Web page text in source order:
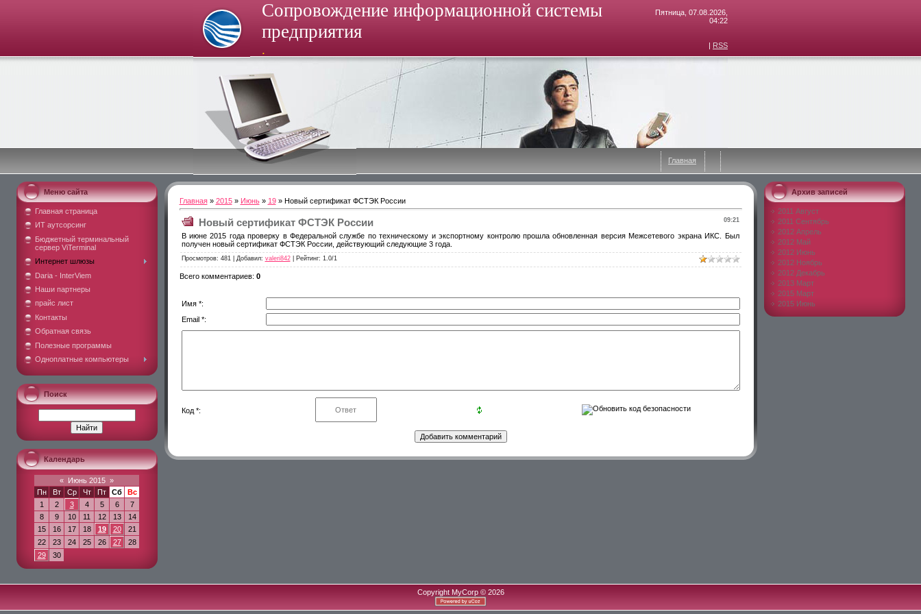
Сопровождение информационной системы
предприятия
.
Пятница, 07.08.2026,
04:22
| RSS
Главная
Меню сайта
Главная страница
ИТ аутсорсинг
Бюджетный терминальный
сервер ViTerminal
Интернет шлюзы
Daria - InterViem
Наши партнеры
прайс лист
Контакты
Обратная связь
Полезные программы
Одноплатные компьютеры
Поиск
Календарь
« Июнь 2015 »
Пн
Вт Ср Чт Пт Сб
Вс
1
2 3 4 5 6
7
8
9 10 11 12 13
14
15
16 17 18 19 20
21
22
23 24 25 26 27
28
29
30
Главная» 2015 » Июнь » 19» Новый сертификат ФСТЭК России
09:21
Новый сертификат ФСТЭК России
В июне 2015 года проверку в Федеральной службе по техническому и экспортному контролю прошла обновленная версия Межсетевого экрана ИКС. Был
получен новый сертификат ФСТЭК России, действующий следующие 3 года.
Просмотров: 481 | Добавил: valeri842| Рейтинг: 1.0/1
Всего комментариев: 0
Имя *:
Email *:
Код *:
Архив записей
2011 Август
2011 Сентябрь
2012 Апрель
2012 Май
2012 Июнь
2012 Ноябрь
2012 Декабрь
2013 Март
2015 Март
2015 Июнь
Copyright MyCorp © 2026